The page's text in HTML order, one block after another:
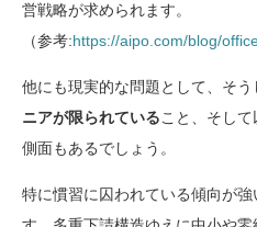
営戦略が求められます。
（参考:https://aipo.com/blog/
他にも現実的な問題として、そう
ニアが限られていること、そし
側面もあるでしょう。
特に慣習に囚われている傾向が